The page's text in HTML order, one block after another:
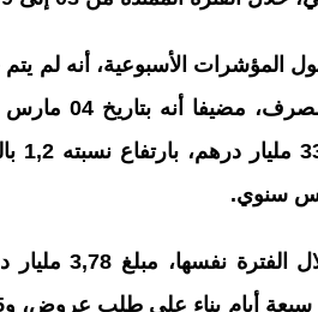
المؤشرات الأسبوعية، أنه لم يتم